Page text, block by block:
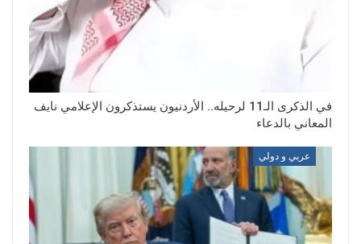
في الذكرى الـ11 لرحيله.. الأردنيون يستذكرون الإعلامي نايف
المعاني بالدعاء
عربي و دولي